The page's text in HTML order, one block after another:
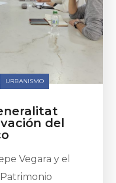
URBANISMO
del
Vegara y el